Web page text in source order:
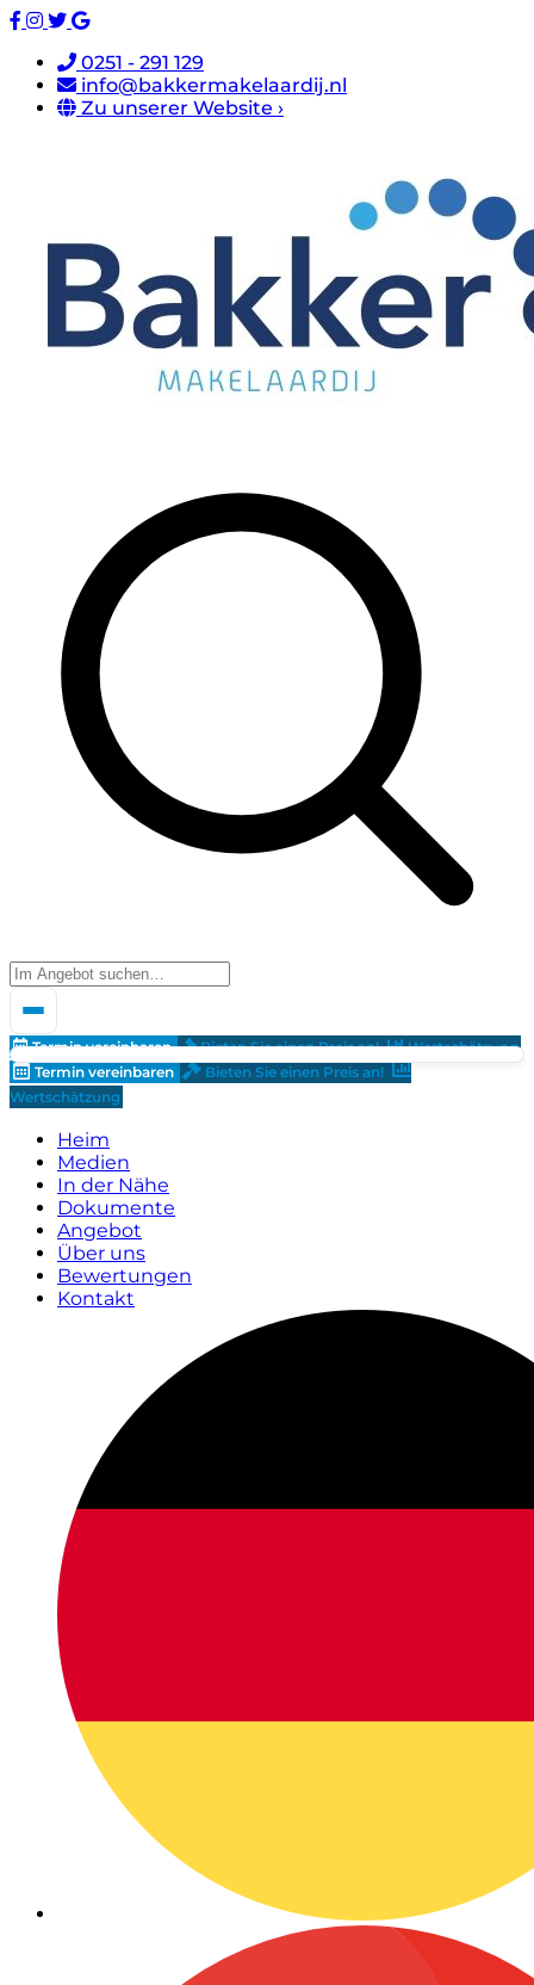
0251 - 291 129
info@bakkermakelaardij.nl
Zu unserer Website ›
Termin vereinbaren Bieten Sie einen Preis an!
Wertschätzung
Termin vereinbaren
Bieten Sie einen Preis an!
Wertschätzung
Heim
Medien
In der Nähe
Dokumente
Angebot
Über uns
Bewertungen
Kontakt